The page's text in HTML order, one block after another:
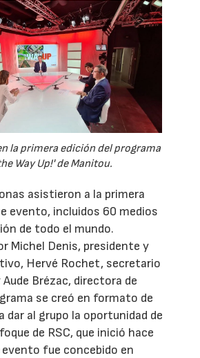
la primera edición del programa
Way Up!' de Manitou.
asistieron a la primera
evento, incluidos 60 medios
de todo el mundo.
Michel Denis, presidente y
Hervé Rochet, secretario
Brézac, directora de
se creó en formato de
dar al grupo la oportunidad de
de RSC, que inició hace
fue concebido en